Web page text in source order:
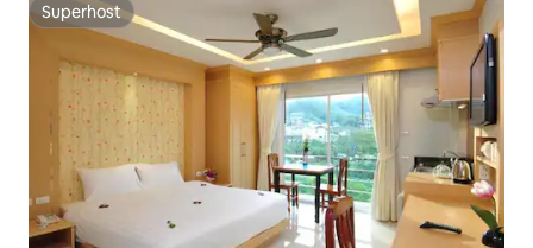
Superhost
Superhost